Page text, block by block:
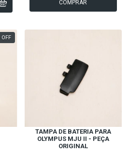
COMPRAR
OFF
TAMPA DE BATERIA PARA
OLYMPUS MJU II - PEÇA
ORIGINAL